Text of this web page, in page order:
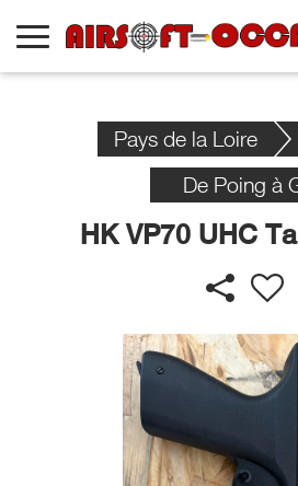
Pays de la Loire
De Poing à
HK VP70 UHC